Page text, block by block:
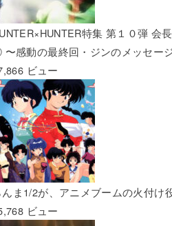
特集 第１０弾 会
感動の最終回・ジンのメッセー
ビュー
ま1/2が、アニメブームの火付け
ビュー